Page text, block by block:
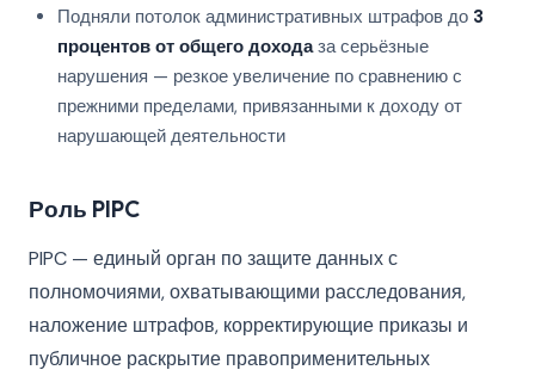
Подняли потолок административных штрафов до 3
процентов от общего доходаза серьёзные
нарушения — резкое увеличение по сравнению с
прежними пределами, привязанными к доходу от
нарушающей деятельности
Роль PIPC
PIPC — единый орган по защите данных с
полномочиями, охватывающими расследования,
наложение штрафов, корректирующие приказы и
публичное раскрытие правоприменительных